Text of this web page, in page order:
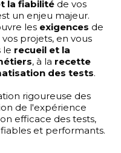
la fiabilité de vos
un enjeu majeur.
les exigences de
projets, en vous
le recueil et la
, à la recette
des tests.
rigoureuse des
de l'expérience
efficace des tests,
fiables et performants.